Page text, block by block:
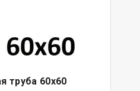
труба 60х60